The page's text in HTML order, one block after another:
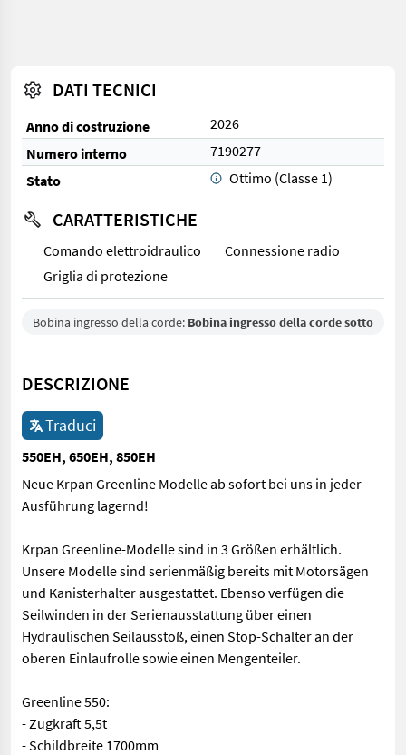
DATI TECNICI
Anno di costruzione
2026
Numero interno
7190277
Stato
Ottimo (Classe 1)
CARATTERISTICHE
Comando elettroidraulico
Connessione radio
Griglia di protezione
Bobina ingresso della corde: Bobina ingresso della corde sotto
DESCRIZIONE
Traduci
550EH, 650EH, 850EH
Neue Krpan Greenline Modelle ab sofort bei uns in jeder
Ausführung lagernd!
Krpan Greenline-Modelle sind in 3 Größen erhältlich.
Unsere Modelle sind serienmäßig bereits mit Motorsägen
und Kanisterhalter ausgestattet. Ebenso verfügen die
Seilwinden in der Serienausstattung über einen
Hydraulischen Seilausstoß, einen Stop-Schalter an der
oberen Einlaufrolle sowie einen Mengenteiler.
Greenline 550:
- Zugkraft 5,5t
- Schildbreite 1700mm